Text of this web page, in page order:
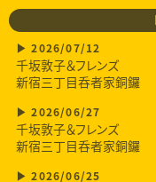
2026/07/12
千坂敦子＆フレンズ
新宿三丁目呑者家銅鑼
2026/06/27
千坂敦子＆フレンズ
新宿三丁目呑者家銅鑼
2026/06/25